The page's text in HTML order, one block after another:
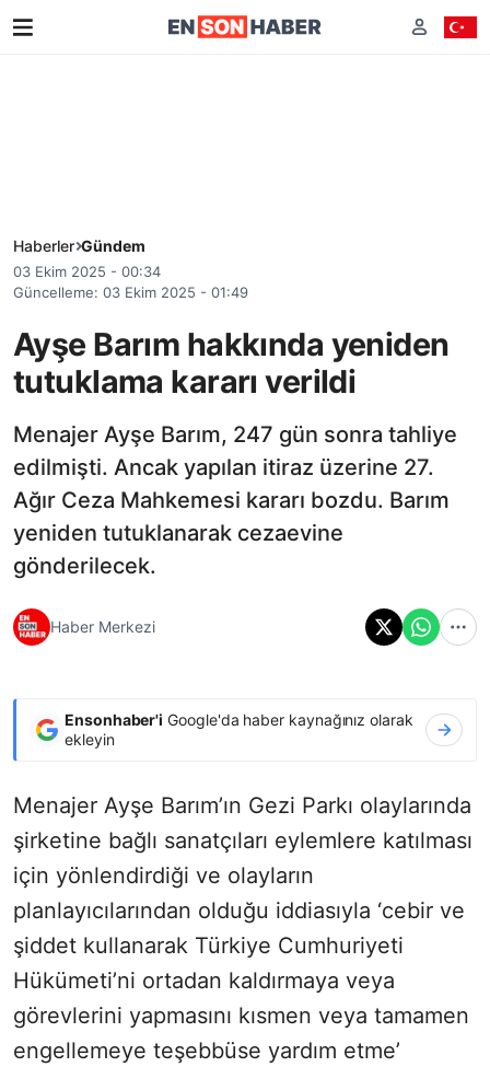
Haberler Gündem
03 Ekim 2025 - 00:34
Güncelleme: 03 Ekim 2025 - 01:49
Ayşe Barım hakkında yeniden
tutuklama kararı verildi
Menajer Ayşe Barım, 247 gün sonra tahliye
edilmişti. Ancak yapılan itiraz üzerine 27.
Ağır Ceza Mahkemesi kararı bozdu. Barım
yeniden tutuklanarak cezaevine
gönderilecek.
Haber Merkezi
Ensonhaber'i Google'da haber kaynağınız olarak
ekleyin
Menajer Ayşe Barım’ın Gezi Parkı olaylarında
şirketine bağlı sanatçıları eylemlere katılması
için yönlendirdiği ve olayların
planlayıcılarından olduğu iddiasıyla ‘cebir ve
şiddet kullanarak Türkiye Cumhuriyeti
Hükümeti’ni ortadan kaldırmaya veya
görevlerini yapmasını kısmen veya tamamen
engellemeye teşebbüse yardım etme’